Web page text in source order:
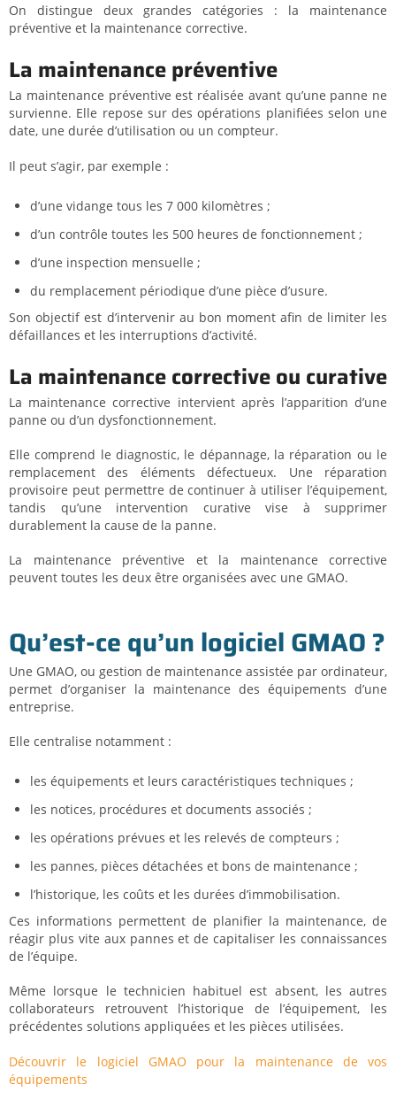
On distingue deux grandes catégories : la maintenance
préventive et la maintenance corrective.
La maintenance préventive
La maintenance préventive est réalisée avant qu’une panne ne
survienne. Elle repose sur des opérations planifiées selon une
date, une durée d’utilisation ou un compteur.
Il peut s’agir, par exemple :
d’une vidange tous les 7 000 kilomètres ;
d’un contrôle toutes les 500 heures de fonctionnement ;
d’une inspection mensuelle ;
du remplacement périodique d’une pièce d’usure.
Son objectif est d’intervenir au bon moment afin de limiter les
défaillances et les interruptions d’activité.
La maintenance corrective ou curative
La maintenance corrective intervient après l’apparition d’une
panne ou d’un dysfonctionnement.
Elle comprend le diagnostic, le dépannage, la réparation ou le
remplacement des éléments défectueux. Une réparation
provisoire peut permettre de continuer à utiliser l’équipement,
tandis qu’une intervention curative vise à supprimer
durablement la cause de la panne.
La maintenance préventive et la maintenance corrective
peuvent toutes les deux être organisées avec une GMAO.
Qu’est-ce qu’un logiciel GMAO ?
Une GMAO, ou gestion de maintenance assistée par ordinateur,
permet d’organiser la maintenance des équipements d’une
entreprise.
Elle centralise notamment :
les équipements et leurs caractéristiques techniques ;
les notices, procédures et documents associés ;
les opérations prévues et les relevés de compteurs ;
les pannes, pièces détachées et bons de maintenance ;
l’historique, les coûts et les durées d’immobilisation.
Ces informations permettent de planifier la maintenance, de
réagir plus vite aux pannes et de capitaliser les connaissances
de l’équipe.
Même lorsque le technicien habituel est absent, les autres
collaborateurs retrouvent l’historique de l’équipement, les
précédentes solutions appliquées et les pièces utilisées.
Découvrir le logiciel GMAO pour la maintenance de vos
équipements